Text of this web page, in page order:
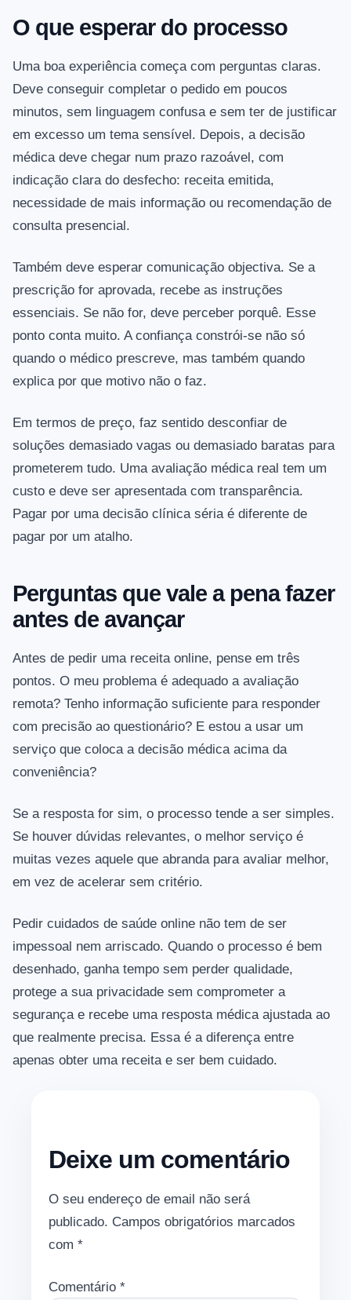
O que esperar do processo
Uma boa experiência começa com perguntas claras.
Deve conseguir completar o pedido em poucos
minutos, sem linguagem confusa e sem ter de justificar
em excesso um tema sensível. Depois, a decisão
médica deve chegar num prazo razoável, com
indicação clara do desfecho: receita emitida,
necessidade de mais informação ou recomendação de
consulta presencial.
Também deve esperar comunicação objectiva. Se a
prescrição for aprovada, recebe as instruções
essenciais. Se não for, deve perceber porquê. Esse
ponto conta muito. A confiança constrói‑se não só
quando o médico prescreve, mas também quando
explica por que motivo não o faz.
Em termos de preço, faz sentido desconfiar de
soluções demasiado vagas ou demasiado baratas para
prometerem tudo. Uma avaliação médica real tem um
custo e deve ser apresentada com transparência.
Pagar por uma decisão clínica séria é diferente de
pagar por um atalho.
Perguntas que vale a pena fazer
antes de avançar
Antes de pedir uma receita online, pense em três
pontos. O meu problema é adequado a avaliação
remota? Tenho informação suficiente para responder
com precisão ao questionário? E estou a usar um
serviço que coloca a decisão médica acima da
conveniência?
Se a resposta for sim, o processo tende a ser simples.
Se houver dúvidas relevantes, o melhor serviço é
muitas vezes aquele que abranda para avaliar melhor,
em vez de acelerar sem critério.
Pedir cuidados de saúde online não tem de ser
impessoal nem arriscado. Quando o processo é bem
desenhado, ganha tempo sem perder qualidade,
protege a sua privacidade sem comprometer a
segurança e recebe uma resposta médica ajustada ao
que realmente precisa. Essa é a diferença entre
apenas obter uma receita e ser bem cuidado.
Deixe um comentário
O seu endereço de email não será
publicado. Campos obrigatórios marcados
com *
Comentário *